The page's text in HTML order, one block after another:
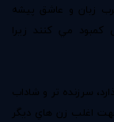
زبان و عاشق پيشه
كمبود مي كنند زيرا
سرزنده تر و شاداب
اغلب زن هاي ديگر